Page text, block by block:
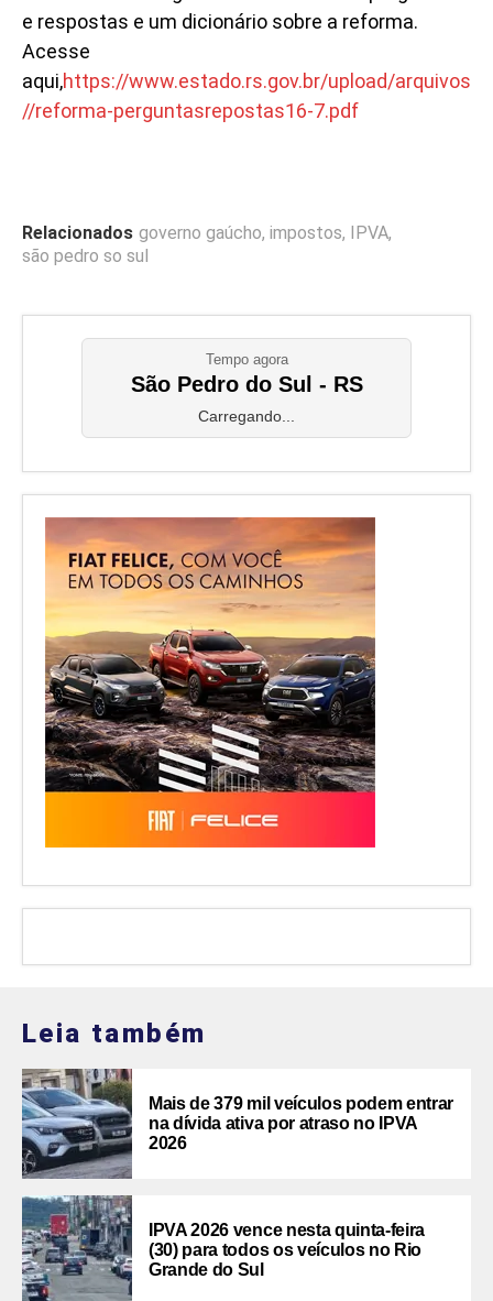
e respostas e um dicionário sobre a reforma.
Acesse
aqui,https://www.estado.rs.gov.br/upload/arquivos
//reforma-perguntasrepostas16-7.pdf
Relacionados governo gaúcho, impostos, IPVA,
são pedro so sul
Tempo agora
São Pedro do Sul - RS
Carregando...
Leia também
Mais de 379 mil veículos podem entrar
na dívida ativa por atraso no IPVA
2026
IPVA 2026 vence nesta quinta-feira
(30) para todos os veículos no Rio
Grande do Sul